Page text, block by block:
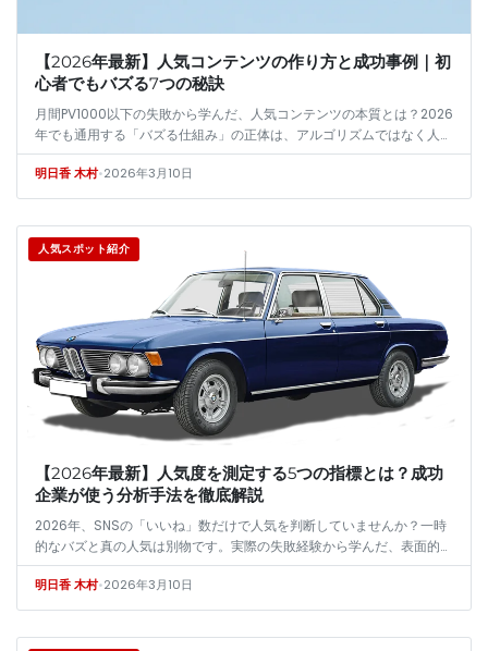
【2026年最新】人気コンテンツの作り方と成功事例｜初
心者でもバズる7つの秘訣
月間PV1000以下の失敗から学んだ、人気コンテンツの本質とは？2026
年でも通用する「バズる仕組み」の正体は、アルゴリズムではなく人間
の強烈な感情を揺さぶること。共感ではなく驚き・怒り・憧れを生み
出…
明日香 木村•2026年3月10日
人気スポット紹介
【2026年最新】人気度を測定する5つの指標とは？成功
企業が使う分析手法を徹底解説
2026年、SNSの「いいね」数だけで人気を判断していませんか？一時
的なバズと真の人気は別物です。実際の失敗経験から学んだ、表面的な
数字に惑わされず、持続可能な支持を測るための5つの核心的指標を、
具体…
明日香 木村•2026年3月10日